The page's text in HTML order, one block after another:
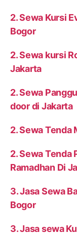
2. Sewa Kursi
Bogor
2. Sewa kursi
Jakarta
2. Sewa
door di Jakarta
2. Sewa Tenda
2. Sewa Tenda
Ramadhan Di
3. Jasa Sewa
Bogor
3. Jasa sewa